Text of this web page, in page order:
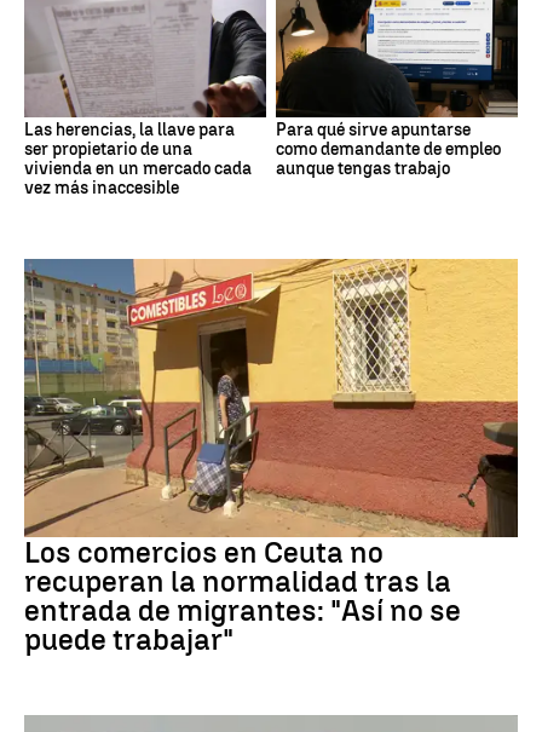
Las herencias, la llave para
ser propietario de una
vivienda en un mercado cada
vez más inaccesible
Para qué sirve apuntarse
como demandante de empleo
aunque tengas trabajo
Crisis migrantes
Los comercios en Ceuta no
recuperan la normalidad tras la
entrada de migrantes: "Así no se
puede trabajar"